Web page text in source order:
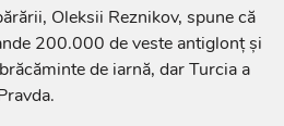
Oleksii Reznikov, spune că
200.000 de veste antiglonţ şi
de iarnă, dar Turcia a